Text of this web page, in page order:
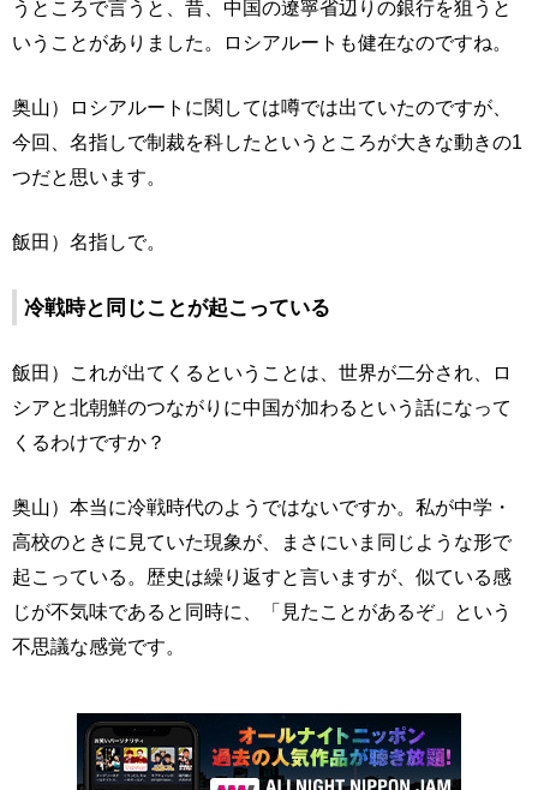
うところで言うと、昔、中国の遼寧省辺りの銀行を狙うと
いうことがありました。ロシアルートも健在なのですね。
奥山）ロシアルートに関しては噂では出ていたのですが、
今回、名指しで制裁を科したというところが大きな動きの1
つだと思います。
飯田）名指しで。
冷戦時と同じことが起こっている
飯田）これが出てくるということは、世界が二分され、ロ
シアと北朝鮮のつながりに中国が加わるという話になって
くるわけですか？
奥山）本当に冷戦時代のようではないですか。私が中学・
高校のときに見ていた現象が、まさにいま同じような形で
起こっている。歴史は繰り返すと言いますが、似ている感
じが不気味であると同時に、「見たことがあるぞ」という
不思議な感覚です。